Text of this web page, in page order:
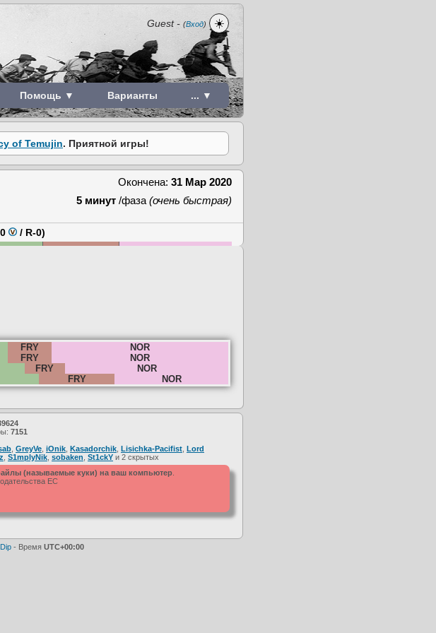
Guest- (Вход) ☀️
Помощь ▼ Варианты ... ▼
of Temujin. Приятной игры!
Окончена: 31 Мар 2020
5 минут /фаза (очень быстрая)
/ R-0)
FRY
NOR
FRY
NOR
FRY
NOR
FRY NOR
7151
GreyVe iOnik Kasadorchik Lisichka-Pacifist
Lord
S1mplyNik sobaken St1ckY и 2 скрытых
(называемые куки) на ваш компьютер
ЕС
- Время UTC+00:00